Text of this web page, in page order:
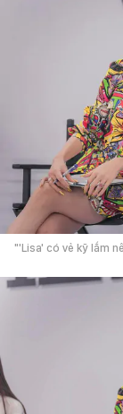
"'Lisa' có vẻ kỹ lắm